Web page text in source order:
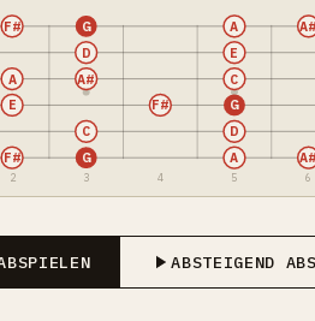
2 3 4 5 6
F# G A
C D
E F# G
A A# C
D E
F# G A
ABSTEIGEND